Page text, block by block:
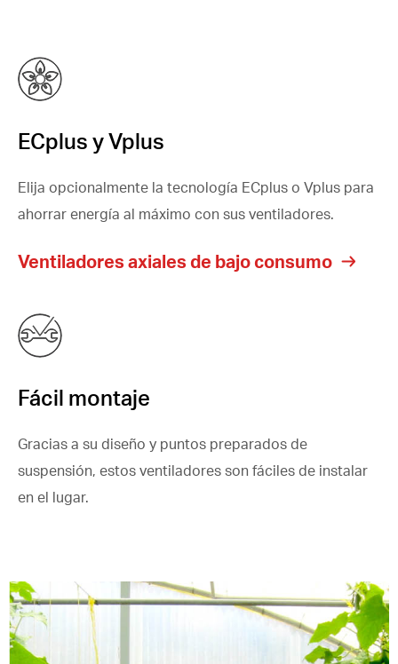
ECplus y Vplus
Elija opcionalmente la tecnología ECplus o Vplus para
ahorrar energía al máximo con sus ventiladores.
Ventiladores axiales de bajo consumo
Fácil montaje
Gracias a su diseño y puntos preparados de
suspensión, estos ventiladores son fáciles de instalar
en el lugar.